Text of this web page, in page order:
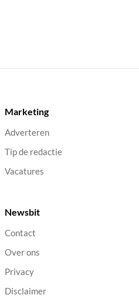
Marketing
Adverteren
Tip de redactie
Vacatures
Newsbit
Contact
Over ons
Privacy
Disclaimer